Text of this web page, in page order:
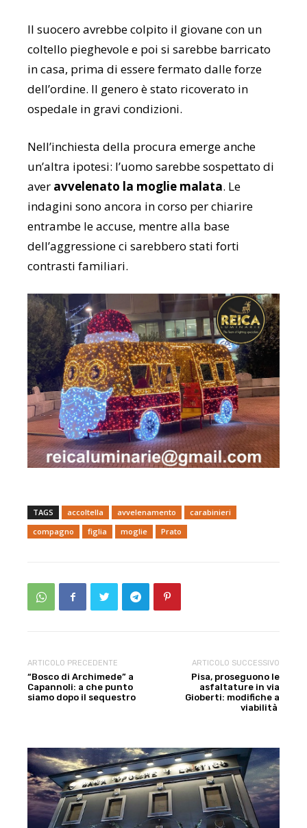
Il suocero avrebbe colpito il giovane con un
coltello pieghevole e poi si sarebbe barricato
in casa, prima di essere fermato dalle forze
dell’ordine. Il genero è stato ricoverato in
ospedale in gravi condizioni.
Nell’inchiesta della procura emerge anche
un’altra ipotesi: l’uomo sarebbe sospettato di
aver avvelenato la moglie malata. Le
indagini sono ancora in corso per chiarire
entrambe le accuse, mentre alla base
dell’aggressione ci sarebbero stati forti
contrasti familiari.
TAGS accoltella avvelenamento
carabinieri
compagno
figlia moglie Prato
ARTICOLO PRECEDENTE
“Bosco di Archimede” a
Capannoli: a che punto
siamo dopo il sequestro
ARTICOLO SUCCESSIVO
Pisa, proseguono le
asfaltature in via
Gioberti: modifiche a
viabilità